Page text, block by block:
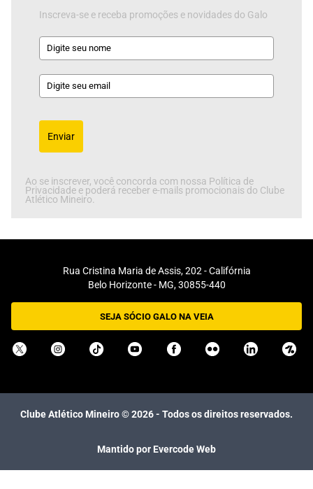
Inscreva-se e receba promoções e novidades do Galo
Enviar
Ao se inscrever, você concorda com nossa Política de
Privacidade e poderá receber e-mails promocionais do Clube
Atlético Mineiro.
Rua Cristina Maria de Assis, 202 - Califórnia
Belo Horizonte - MG, 30855-440
SEJA SÓCIO GALO NA VEIA
Clube Atlético Mineiro ©2026- Todos os direitos reservados.
Mantido por Evercode Web